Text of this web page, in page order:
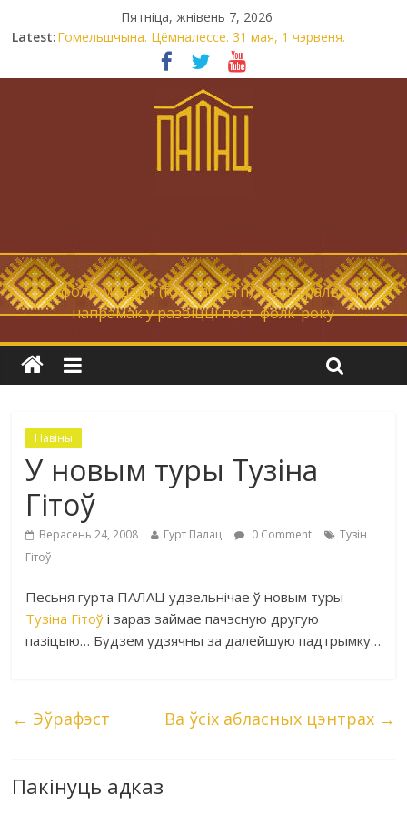
Пятніца, жнівень 7, 2026
Latest:Гомельшчына. Цёмналессе. 31 мая, 1 чэрвеня.
Нічога не дарэмна. Невыносна балюча нараджаецца
беларуская палітычная нацыя.
Запрашаем у інтравертнасць
… фолк-мадэрн (folk-modern), магістральны
напрамак у развіцці пост-фолк-року
Навіны
У новым туры Тузіна
Гітоў
Верасень 24, 2008 Гурт Палац 0 Comment
Тузін
Гітоў
Песьня гурта ПАЛАЦ удзельнічае ў новым туры
Тузіна Гітоў і зараз займае пачэсную другую
пазіцыю… Будзем удзячны за далейшую падтрымку…
← Эўрафэст Ва ўсіх абласных цэнтрах →
Пакінуць адказ